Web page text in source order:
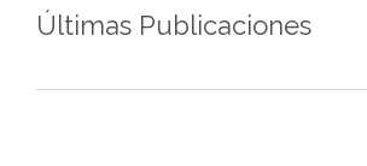
Últimas Publicaciones